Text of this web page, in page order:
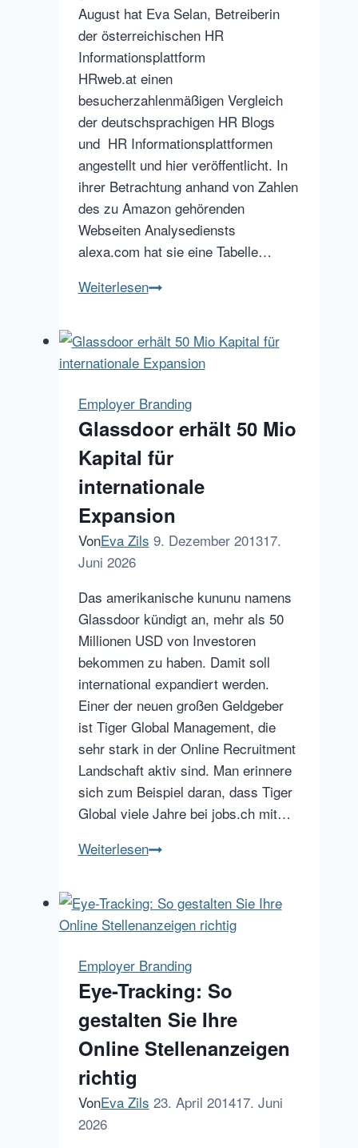
August hat Eva Selan, Betreiberin
der österreichischen HR
Informationsplattform
HRweb.at einen
besucherzahlenmäßigen Vergleich
der deutschsprachigen HR Blogs
und HR Informationsplattformen
angestellt und hier veröffentlicht. In
ihrer Betrachtung anhand von Zahlen
des zu Amazon gehörenden
Webseiten Analysediensts
alexa.com hat sie eine Tabelle…
WeiterlesenHR
Social
Media
Marketing:
Zeigt
her
Eure
Feeds
Employer Branding
Glassdoor erhält 50 Mio
Kapital für
internationale
Expansion
VonEva Zils 9. Dezember 201317.
Juni 2026
Das amerikanische kununu namens
Glassdoor kündigt an, mehr als 50
Millionen USD von Investoren
bekommen zu haben. Damit soll
international expandiert werden.
Einer der neuen großen Geldgeber
ist Tiger Global Management, die
sehr stark in der Online Recruitment
Landschaft aktiv sind. Man erinnere
sich zum Beispiel daran, dass Tiger
Global viele Jahre bei jobs.ch mit…
WeiterlesenGlassdoor
Mio
Kapital
internationale
Expansion
Employer Branding
Eye-Tracking: So
gestalten Sie Ihre
Online Stellenanzeigen
richtig
VonEva Zils 23. April 201417. Juni
2026